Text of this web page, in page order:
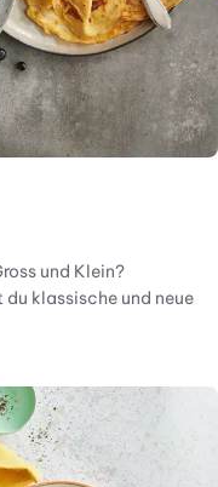
und Klein?
klassische und neue